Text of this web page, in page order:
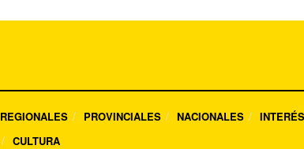
REGIONALES PROVINCIALES NACIONALES
CULTURA